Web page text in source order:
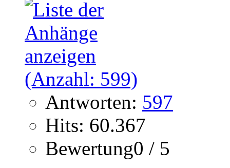
Antworten: 597
Hits: 60.367
Bewertung0 / 5